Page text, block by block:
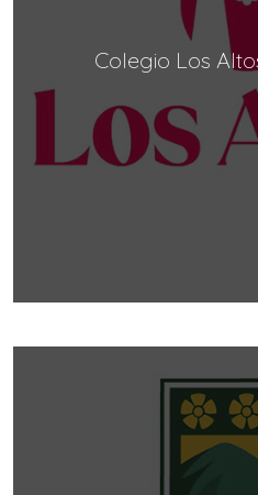
Colegio Los